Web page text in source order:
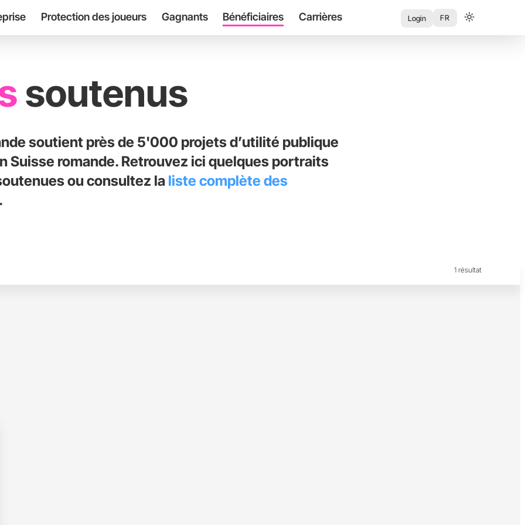
Protection des joueurs Gagnants Bénéficiaires Carrières
User
Login FR
soutenus
soutient près de 5'000 projets d’utilité publique
Suisse romande. Retrouvez ici quelques portraits
ou consultez la liste complète des
.
1 résultat